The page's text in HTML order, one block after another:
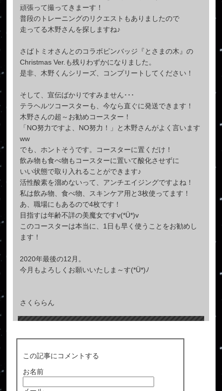
頑張って撮ってきまーす！
普段のトレーニングのリクエストもありましたので
走ってる木野さんを探しますね♪
さばトミオさんとのコラボピンバッジ『とさまの木』の
Christmas Ver.も残りわずかになりました。
是非、木野くんシリーズ、コンプリートしてください！
そして、宣伝ばかりですみません･･･
テラヘルツコースターも、今なら直ぐに発送できます！
木野さんの超～お勧めコースター！
「NO努力ですよ、NO努力！」と木野さんがよく言います‪
w‪w
でも、ホントそうです。コースターに置くだけ！
飲み物も食べ物もコースターに置いて酸化させずに
いい状態で取り入れることができます♪
活性酸素を溜めないって、アンチエイジングですよね！
私は飲み物、食べ物、スキンケア用と3枚使ってます！
あ、職場にもあるので4枚です！
目指すは年齢不詳の美魔女ですv(*Ü*)v
このコースターは本当に、1日も早く使うことをお勧めし
ます！
2020年最後の12月。
今月もよろしくお願いいたしま～す(*Ü*)ﾉ
さくららん
この記事にコメントする
お名前